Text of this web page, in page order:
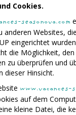
Cookies.
seasonova.com
anderen Websites,
eingerichtet
die Möglichkeit,
zu überprüfen und
dieser Hinsicht.
www.vacances-
auf dem
kleine Datei, die